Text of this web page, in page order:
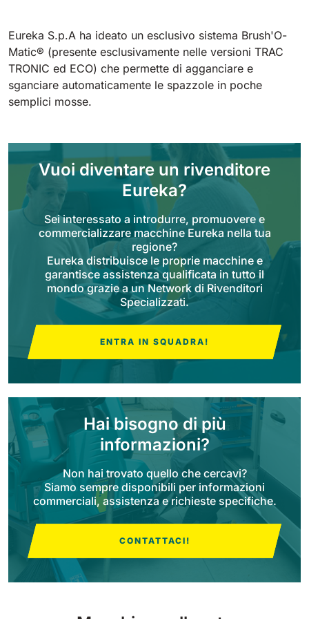
550 mm 2200 m²/h
E51
610 mm 2625 m²/h
E71
710 mm 3195 m²/h
E81
810 mm 3645 m²/h
Lavapavimenti uomo a bordo
650 mm 3900 m²/h
E75
760 mm 4560 m²/h
Rider 1201
1200 mm 10200 m²/h
1200 mm 7865 m²/h
1400 mm 12600 m²/h
Magnum
1570 mm 18840 m²/h
Bull 200
2100 mm 29400 m²/h
Eureka S.p.A ha ideato un esclusivo sistema Brush'O-
Matic® (presente esclusivamente nelle versioni TRAC
TRONIC ed ECO) che permette di agganciare e
sganciare automaticamente le spazzole in poche
semplici mosse.
Vuoi diventare un rivenditore
Eureka?
Sei interessato a introdurre, promuovere e
commercializzare macchine Eureka nella tua
regione?
Eureka distribuisce le proprie macchine e
garantisce assistenza qualificata in tutto il
mondo grazie a un Network di Rivenditori
Specializzati.
ENTRA IN SQUADRA!
Hai bisogno di più
informazioni?
Non hai trovato quello che cercavi?
Siamo sempre disponibili per informazioni
commerciali, assistenza e richieste specifiche.
CONTATTACI!